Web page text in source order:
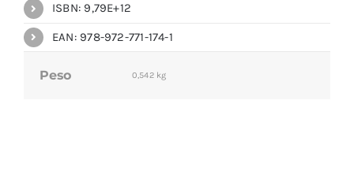
ISBN: 9,79E+12
EAN: 978-972-771-174-1
Peso 0,542 kg